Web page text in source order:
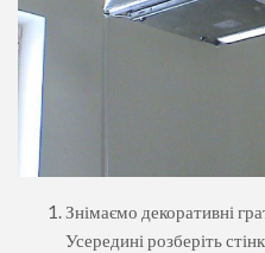
Знімаємо декоративні
Усередині розберіть